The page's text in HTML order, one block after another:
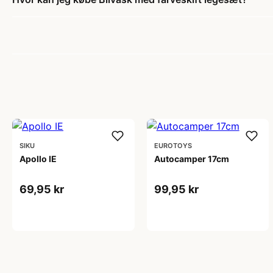
SIKU
Apollo IE
69,95 kr
EUROTOYS
Autocamper 17cm
99,95 kr